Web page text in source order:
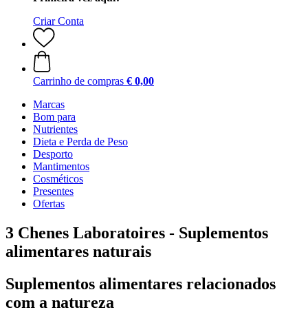
Criar Conta
Carrinho de compras € 0,00
Marcas
Bom para
Nutrientes
Dieta e Perda de Peso
Desporto
Mantimentos
Cosméticos
Presentes
Ofertas
3 Chenes Laboratoires - Suplementos
alimentares naturais
Suplementos alimentares relacionados
com a natureza